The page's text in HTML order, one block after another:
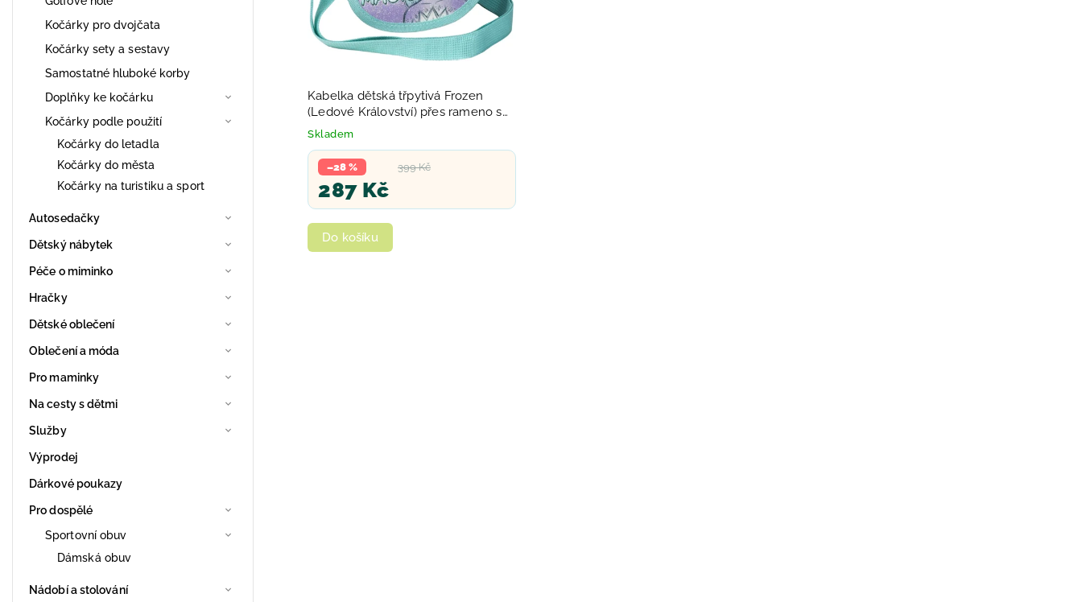
Kočárky pro dvojčata
Kočárky sety a sestavy
Samostatné hluboké korby
Doplňky ke kočárku
Kočárky podle použití
Kočárky do letadla
Kočárky do města
Kočárky na turistiku a sport
Autosedačky
Dětský nábytek
Péče o miminko
Hračky
Dětské oblečení
Oblečení a móda
Pro maminky
Na cesty s dětmi
Služby
Výprodej
Dárkové poukazy
Pro dospělé
Sportovní obuv
Dámská obuv
Nádobí a stolování
Kabelka dětská třpytivá Frozen
(Ledové Království) přes rameno s
překlápěním
Skladem
399 Kč
–28 %
287 Kč
Do košíku